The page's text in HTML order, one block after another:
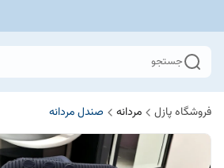
جستجو
فروشگاه پازل مردانه صندل مردانه